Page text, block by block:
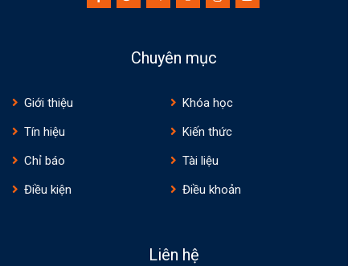
Chuyên mục
Giới thiệu
Khóa học
Tín hiệu
Kiến thức
Chỉ báo
Tài liệu
Điều kiện
Điều khoản
Liên hệ